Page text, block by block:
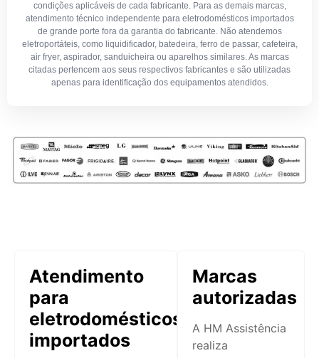
condições aplicáveis de cada fabricante. Para as demais marcas,
atendimento técnico independente para eletrodomésticos importados
de grande porte fora da garantia do fabricante. Não atendemos
eletroportáteis, como liquidificador, batedeira, ferro de passar, cafeteira,
air fryer, aspirador, sanduicheira ou aparelhos similares. As marcas
citadas pertencem aos seus respectivos fabricantes e são utilizadas
apenas para identificação dos equipamentos atendidos.
Atendimento
para
eletrodomésticos
importados
Marcas
autorizadas
A HM Assistência
realiza